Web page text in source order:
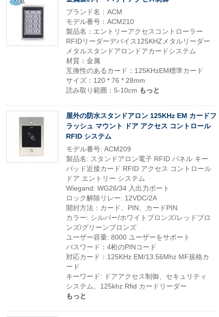
ブランド名：ACM
モデル番号：ACM210
製品名：エントリーアクセスコントローラー
RFIDリーダーデバイス125KHZメタルリーダー
メタルスタンドアロンドアカードシステム
材質：金属
互換性のあるカード：125KHzEM標準カード
サイズ：120 * 76 * 28mm
読み取り範囲：5-10cm もっと
屋外の防水スタンドアロン 125KHz EM カードフ
ラッシュ マウント ドア アクセス コントロール
RFID システム
モデル番号: ACM209
製品名: スタンドアロン電子 RFID パネル キー
パッド近接カード RFID アクセス コントロール
ドア エントリー システム
Wiegand: WG26/34 入出力ポート
ロック解除リレー: 12VDC/2A
開封方法：カード、PIN、カードPIN
カラー: シルバー/ホワイトブロンズ/レッドブロ
ンズ/グリーンブロンズ
ユーザー容量: 8000 ユーザーをサポート
パスワード：4桁のPINコード
対応カード：125KHz EM/13.56Mhz MF規格カ
ード
キーワード: ドアアクセス制御、セキュリティ
システム、125khz Rfid カードリーダー
もっと